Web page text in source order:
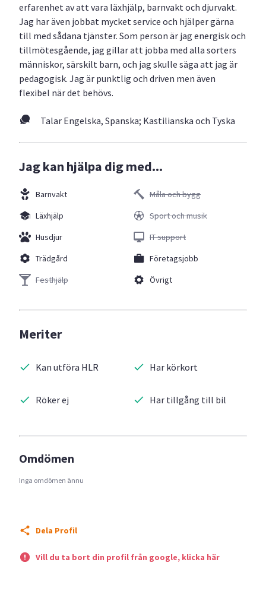
erfarenhet av att vara läxhjälp, barnvakt och djurvakt.
Jag har även jobbat mycket service och hjälper gärna
till med sådana tjänster. Som person är jag energisk och
tillmötesgående, jag gillar att jobba med alla sorters
människor, särskilt barn, och jag skulle säga att jag är
pedagogisk. Jag är punktlig och driven men även
flexibel när det behövs.
Talar Engelska, Spanska; Kastilianska och Tyska
Jag kan hjälpa dig med...
Barnvakt
Läxhjälp
Husdjur
Trädgård
Festhjälp
Måla och bygg
Sport och musik
IT support
Företagsjobb
Övrigt
Meriter
Kan utföra HLR
Röker ej
Har körkort
Har tillgång till bil
Omdömen
Inga omdömen ännu
Dela Profil
Vill du ta bort din profil från google, klicka här